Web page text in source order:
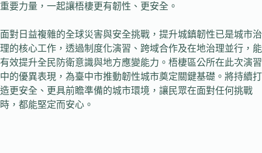
重要力量，一起讓梧棲更有韌性、更安全。
面對日益複雜的全球災害與安全挑戰，提升城鎮韌性已是城市治
理的核心工作，透過制度化演習、跨域合作及在地治理並行，能
有效提升全民防衛意識與地方應變能力。梧棲區公所在此次演習
中的優異表現，為臺中市推動韌性城市奠定關鍵基礎。將持續打
造更安全、更具前瞻準備的城市環境，讓民眾在面對任何挑戰
時，都能堅定而安心。